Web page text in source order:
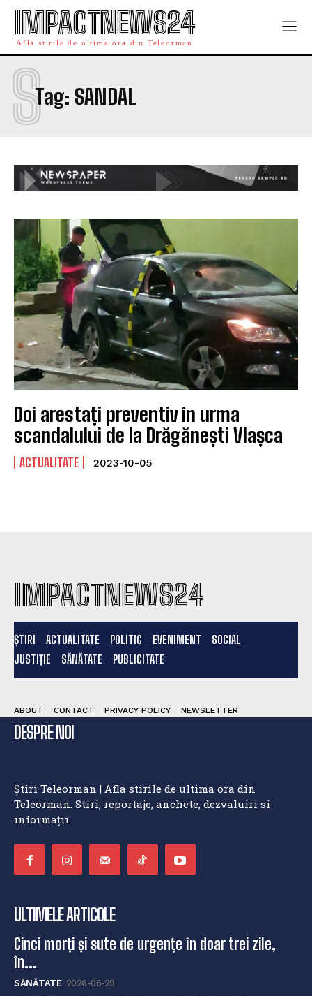
IMPACTNEWS24
Afla stirile de ultima ora din Teleorman
Tag: SANDAL
S
Doi arestați preventiv în urma
scandalului de la Drăgănești Vlașca
ACTUALITATE 2023-10-05
IMPACTNEWS24
ȘTIRI ACTUALITATE POLITIC EVENIMENT
SOCIAL
JUSTIȚIE
SĂNĂTATE PUBLICITATE
ABOUT CONTACT PRIVACY POLICY NEWSLETTER
DESPRE NOI
Știri Teleorman | Afla stirile de ultima ora din
Teleorman. Stiri, reportaje, anchete, dezvaluiri si
informații
ULTIMELE ARTICOLE
Cinci morți și sute de urgențe în doar trei zile,
în...
SĂNĂTATE 2026-06-29